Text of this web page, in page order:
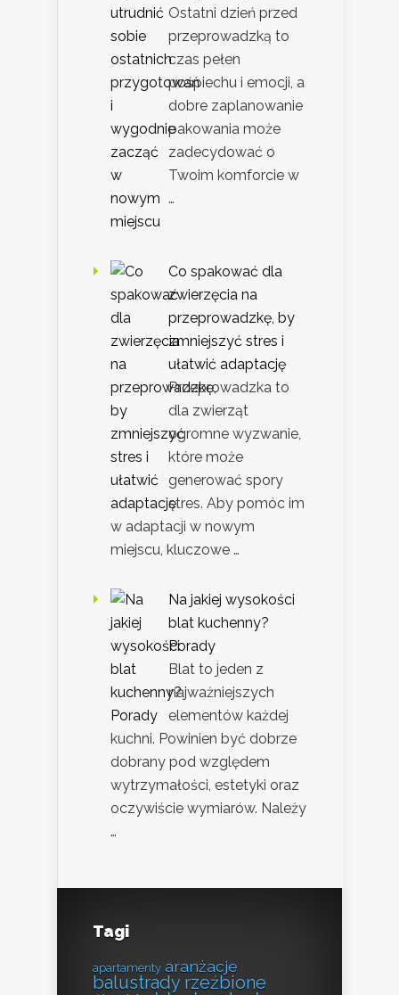
Ostatni dzień przed
przeprowadzką to
czas pełen
pośpiechu i emocji, a
dobre zaplanowanie
pakowania może
zadecydować o
Twoim komforcie w
…
Co spakować dla
zwierzęcia na
przeprowadzkę, by
zmniejszyć stres i
ułatwić adaptację
Przeprowadzka to
dla zwierząt
ogromne wyzwanie,
które może
generować spory
stres. Aby pomóc im
w adaptacji w nowym
miejscu, kluczowe …
Na jakiej wysokości
blat kuchenny?
Porady
Blat to jeden z
najważniejszych
elementów każdej
kuchni. Powinien być dobrze
dobrany pod względem
wytrzymałości, estetyki oraz
oczywiście wymiarów. Należy
…
Tagi
apartamenty aranżacje
balustrady rzeźbione